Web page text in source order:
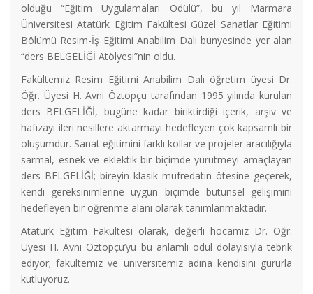
olduğu “Eğitim Uygulamaları Ödülü”, bu yıl Marmara
Üniversitesi Atatürk Eğitim Fakültesi Güzel Sanatlar Eğitimi
Bölümü Resim-İş Eğitimi Anabilim Dalı bünyesinde yer alan
“ders BELGELİĞİ Atölyesi”nin oldu.
Fakültemiz Resim Eğitimi Anabilim Dalı öğretim üyesi Dr.
Öğr. Üyesi H. Avni Öztopçu tarafından 1995 yılında kurulan
ders BELGELİĞİ, bugüne kadar biriktirdiği içerik, arşiv ve
hafızayı ileri nesillere aktarmayı hedefleyen çok kapsamlı bir
oluşumdur. Sanat eğitimini farklı kollar ve projeler aracılığıyla
sarmal, esnek ve eklektik bir biçimde yürütmeyi amaçlayan
ders BELGELİĞİ; bireyin klasik müfredatın ötesine geçerek,
kendi gereksinimlerine uygun biçimde bütünsel gelişimini
hedefleyen bir öğrenme alanı olarak tanımlanmaktadır.
Atatürk Eğitim Fakültesi olarak, değerli hocamız Dr. Öğr.
Üyesi H. Avni Öztopçu’yu bu anlamlı ödül dolayısıyla tebrik
ediyor; fakültemiz ve üniversitemiz adına kendisini gururla
kutluyoruz.